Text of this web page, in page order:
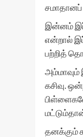
சமாதானப்
இன்னம்
என்றால்
பற்றித்
கசிவு.
தனக்கும்